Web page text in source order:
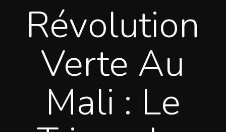
Révolution
Verte Au
Mali : Le